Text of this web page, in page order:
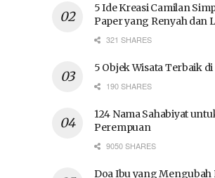
5 Ide Kreasi Camilan
Paper yang Renyah dan
321 SHARES
5 Objek Wisata Terbaik di
190 SHARES
124 Nama Sahabiyat
Perempuan
9050 SHARES
Doa Ibu yang Mengubah